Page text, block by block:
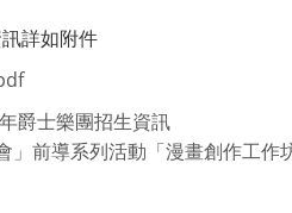
詳如附件
爵士樂團招生資訊
」前導系列活動「漫畫創作工作